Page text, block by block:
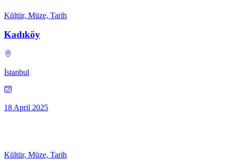
Kültür, Müze, Tarih
Kadıköy
İstanbul
18 April 2025
Kültür, Müze, Tarih